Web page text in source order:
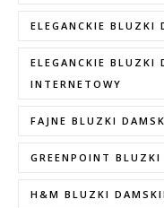
ELEGANCKIE BLUZKI
ELEGANCKIE BLUZKI
INTERNETOWY
FAJNE BLUZKI
GREENPOINT BLUZKI
H&M BLUZKI